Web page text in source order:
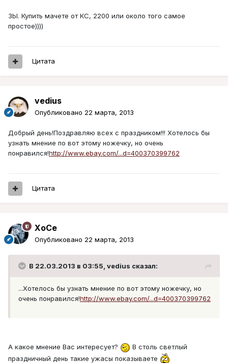
ЗЫ. Купить мачете от КС, 2200 или около того самое
простое))))
Цитата
vedius
Опубликовано 22 марта, 2013
Добрый день!Поздравляю всех с праздником!!! Хотелось бы
узнать мнение по вот этому ножечку, но очень
понравился!http://www.ebay.com/...d=400370399762
Цитата
XoCe
Опубликовано 22 марта, 2013
В 22.03.2013 в 03:55, vedius сказал:
...Хотелось бы узнать мнение по вот этому ножечку, но
очень понравился!http://www.ebay.com/...d=400370399762
А какое мнение Вас интересует?
В столь светлый
праздничный день такие ужасы показываете